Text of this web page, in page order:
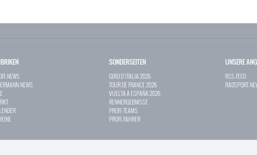
NEWS
NEWS
SONDERSEITEN
GIRO D`ITALIA 2026
TOUR DE FRANCE 2026
VUELTA A ESPAÑA 2026
RENNERGEBNISSE
PROFI-TEAMS
PROFI-FAHRER
UNSERE
RSS-FEED
RADSPORT-